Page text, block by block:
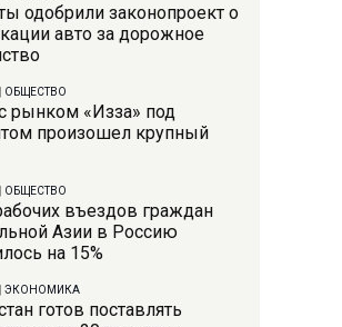
одобрили законопроект о
авто за дорожное
ОБЩЕСТВО
рынком «Изза» под
произошел крупный
ОБЩЕСТВО
въездов граждан
Азии в Россию
на 15%
ЭКОНОМИКА
готов поставлять